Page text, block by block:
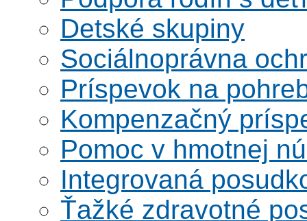
Detské skupiny
Sociálnoprávna
Príspevok na
Kompenzačný
Pomoc v hmotnej
Integrovaná
Ťažké zdravotné